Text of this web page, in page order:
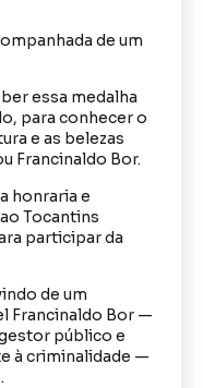
de um
essa medalha
para conhecer o
e as belezas
Francinaldo Bor.
honraria e
Tocantins
participar da
de um
Francinaldo Bor —
público e
à criminalidade —